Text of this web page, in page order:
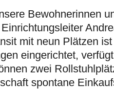
Bewohnerinnen
mit neun Plätzen
eingerichtet,
zwei
spontane